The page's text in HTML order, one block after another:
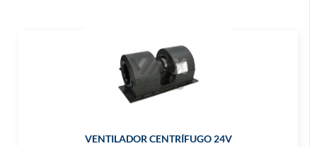
VENTILADOR CENTRÍFUGO 24V